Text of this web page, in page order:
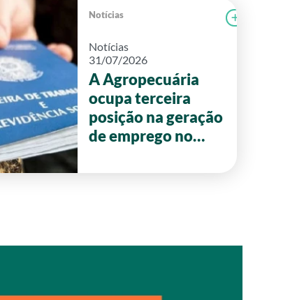
FAEG Notícias
Notícias
31/07/2026
A Agropecuária
ocupa terceira
posição na geração
de emprego no